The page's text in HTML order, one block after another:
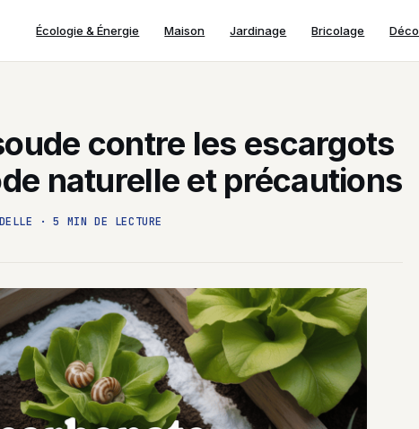
Écologie & Énergie Maison Jardinage Bricolage Déco
contre les escargots
naturelle et précautions
· 5 MIN DE LECTURE